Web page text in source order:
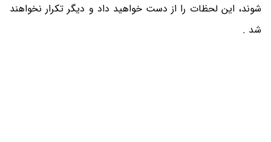
شوند، این لحظات را از دست خواهید داد و دیگر تکرار نخواهند
شد .